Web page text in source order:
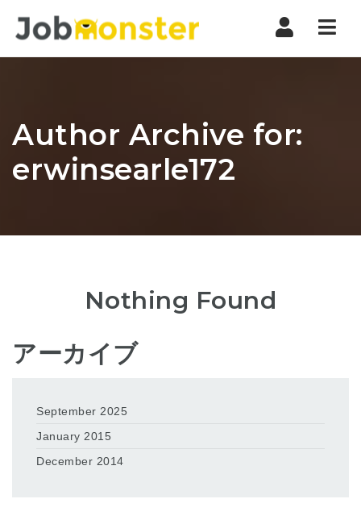
Author Archive for:
erwinsearle172
Nothing Found
アーカイブ
September 2025
January 2015
December 2014